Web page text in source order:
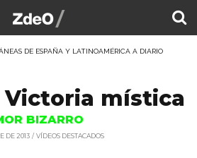
DE ESPAÑA Y LATINOAMÉRICA A DIARIO
Victoria mística
BIZARRO
DE 2013 VÍDEOS DESTACADOS